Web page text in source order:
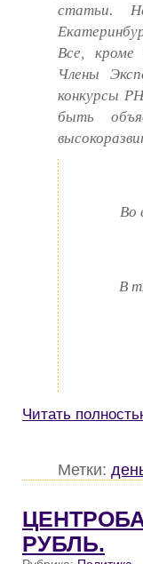
статьи.
Все,
Члены
конкурсы
быть
Во
В
Читать
Метки:
РУБЛЬ.